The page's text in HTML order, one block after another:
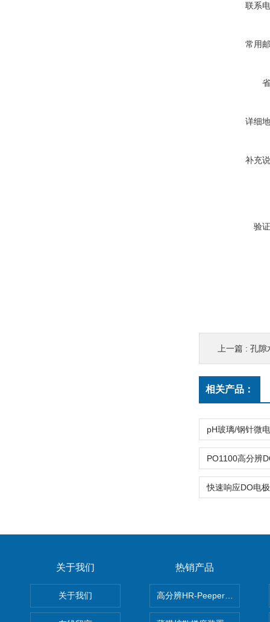
联系
常用
详细
补充
验
上一篇 : 孔隙
相关产品：
关于我们
关于我们
热销产品
高分辨HR-Peeper采样器孔隙